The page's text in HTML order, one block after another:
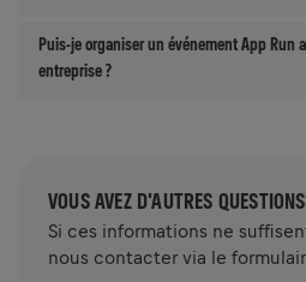
Puis-je organiser un événement App Run
entreprise ?
VOUS AVEZ D'AUTRES
Si ces informations ne
nous contacter via le